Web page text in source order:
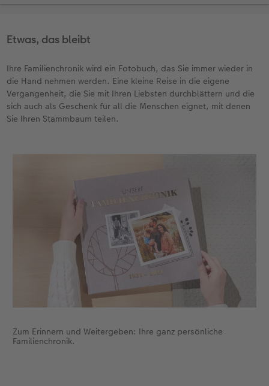
Etwas, das bleibt
Ihre Familienchronik wird ein Fotobuch, das Sie immer wieder in
die Hand nehmen werden. Eine kleine Reise in die eigene
Vergangenheit, die Sie mit Ihren Liebsten durchblättern und die
sich auch als Geschenk für all die Menschen eignet, mit denen
Sie Ihren Stammbaum teilen.
Zum Erinnern und Weitergeben: Ihre ganz persönliche
Familienchronik.